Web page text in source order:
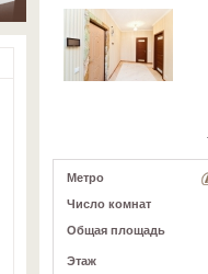
Метро
Число комнат
Общая площадь
Этаж